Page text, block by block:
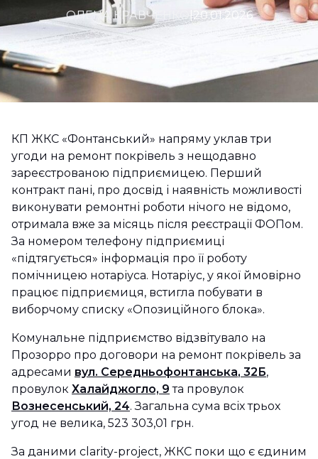
ОЛЕНА КРАВЧЕНКО|20.01.2026
КП ЖКС «Фонтанський» напряму уклав три
угоди на ремонт покрівель з нещодавно
зареєстрованою підприємицею. Перший
контракт пані, про досвід і наявність можливості
виконувати ремонтні роботи нічого не відомо,
отримала вже за місяць після реєстрації ФОПом.
За номером телефону підприємиці
«підтягується» інформація про її роботу
помічницею нотаріуса. Нотаріус, у якої ймовірно
працює підприємиця, встигла побувати в
виборчому списку «Опозиційного блока».
Комунальне підприємство відзвітувало на
Прозорро про договори на ремонт покрівель за
адресами вул. Середньофонтанська, 32Б,
провулок Халайджогло, 9 та провулок
Вознесенський, 24. Загальна сума всіх трьох
угод не велика, 523 303,01 грн.
За даними clarity-project, ЖКС поки що є єдиним